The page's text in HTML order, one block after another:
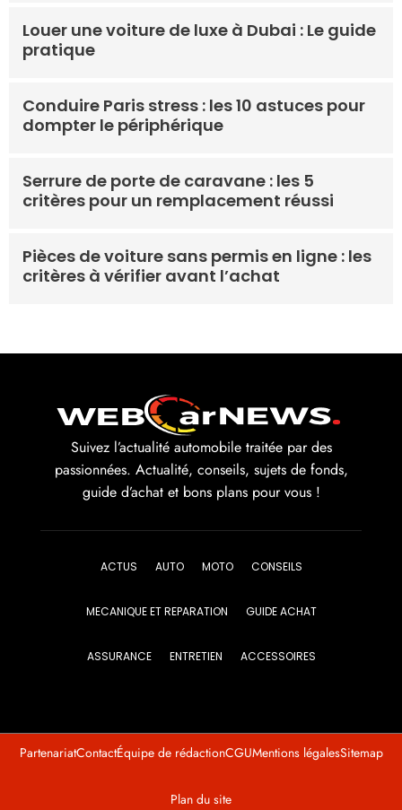
Louer une voiture de luxe à Dubai : Le guide
pratique
Conduire Paris stress : les 10 astuces pour
dompter le périphérique
Serrure de porte de caravane : les 5
critères pour un remplacement réussi
Pièces de voiture sans permis en ligne : les
critères à vérifier avant l’achat
Suivez l’actualité automobile traitée par des
passionnées. Actualité, conseils, sujets de fonds,
guide d’achat et bons plans pour vous !
ACTUS AUTO MOTO CONSEILS
MECANIQUE ET REPARATION GUIDE ACHAT
ASSURANCE ENTRETIEN ACCESSOIRES
PartenariatContactÉquipe de rédactionCGUMentions légalesSitemap
Plan du site